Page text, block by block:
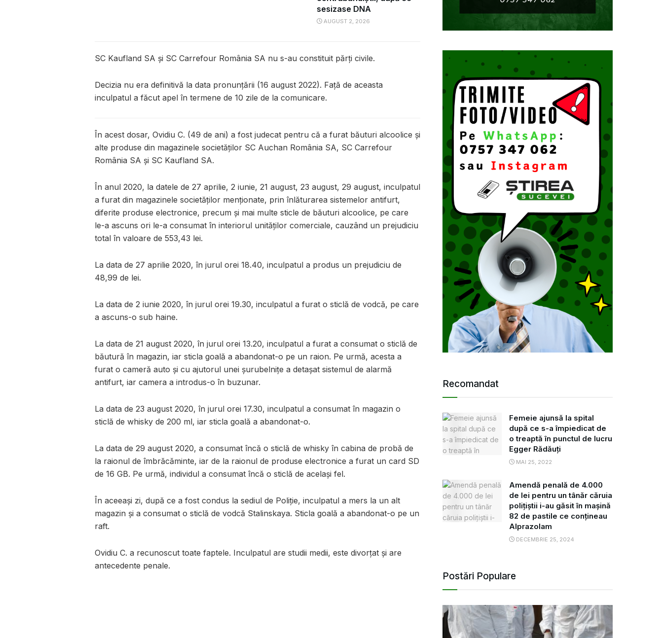
sesizase DNA
AUGUST 2, 2026
SC Kaufland SA și SC Carrefour România SA nu s-au constituit părți civile.
Decizia nu era definitivă la data pronunțării (16 august 2022). Față de aceasta
inculpatul a făcut apel în termene de 10 zile de la comunicare.
În acest dosar, Ovidiu C. (49 de ani) a fost judecat pentru că a furat băuturi alcoolice și
alte produse din magazinele societăților SC Auchan România SA, SC Carrefour
România SA și SC Kaufland SA.
În anul 2020, la datele de 27 aprilie, 2 iunie, 21 august, 23 august, 29 august, inculpatul
a furat din magazinele societăților menționate, prin înlăturarea sistemelor antifurt,
diferite produse electronice, precum și mai multe sticle de băuturi alcoolice, pe care
le-a ascuns ori le-a consumat în interiorul unităților comerciale, cauzând un prejudiciu
total în valoare de 553,43 lei.
La data de 27 aprilie 2020, în jurul orei 18.40, inculpatul a produs un prejudiciu de
48,99 de lei.
La data de 2 iunie 2020, în jurul orei 19.30, inculpatul a furat o sticlă de vodcă, pe care
a ascuns-o sub haine.
La data de 21 august 2020, în jurul orei 13.20, inculpatul a furat a consumat o sticlă de
băutură în magazin, iar sticla goală a abandonat-o pe un raion. Pe urmă, acesta a
furat o cameră auto și cu ajutorul unei șurubelnițe a detașat sistemul de alarmă
antifurt, iar camera a introdus-o în buzunar.
La data de 23 august 2020, în jurul orei 17.30, inculpatul a consumat în magazin o
sticlă de whisky de 200 ml, iar sticla goală a abandonat-o.
La data de 29 august 2020, a consumat încă o sticlă de whisky în cabina de probă de
la raionul de îmbrăcăminte, iar de la raionul de produse electronice a furat un card SD
de 16 GB. Pe urmă, individul a consumat încă o sticlă de același fel.
În aceeași zi, după ce a fost condus la sediul de Poliție, inculpatul a mers la un alt
magazin și a consumat o sticlă de vodcă Stalinskaya. Sticla goală a abandonat-o pe un
raft.
Ovidiu C. a recunoscut toate faptele. Inculpatul are studii medii, este divorțat și are
antecedente penale.
Recomandat
Femeie ajunsă la spital
după ce s-a împiedicat de
o treaptă în punctul de lucru
Egger Rădăuți
MAI 25, 2022
Amendă penală de 4.000
de lei pentru un tânăr căruia
polițiștii i-au găsit în mașină
82 de pastile ce conțineau
Alprazolam
DECEMBRIE 25, 2024
Postări Populare